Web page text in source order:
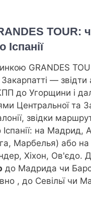
TOUR:
GRANDES
— звідти
до Угорщини і
Центральної та
звідки
Іспанії: на Мадрид,
Марбелья) або на
Хіхон, Ов'єдо.
до Мадрида чи
, до Севільї чи